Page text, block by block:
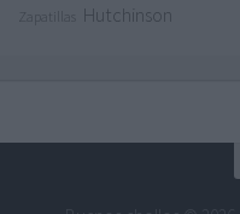
Zapatillas
Hutchinson